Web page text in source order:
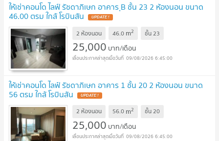
ให้เช่าคอนโด ไลฟ์ รัชดาภิเษก อาคาร ฺB ชั้น 23 2 ห้องนอน ขนาด
46.00 ตรม ใกล้ โรบินสัน UPDATE !
2 ห้องนอน 46.0 m2 ชั้น23
25,000 บาท/เดือน
09/08/2026 6:45:00
ให้เช่าคอนโด ไลฟ์ รัชดาภิเษก อาคาร 1 ชั้น 20 2 ห้องนอน ขนาด
56 ตรม ใกล้ โรบินสัน UPDATE !
2 ห้องนอน 56.0 m2 ชั้น20
25,000 บาท/เดือน
09/08/2026 6:45:00